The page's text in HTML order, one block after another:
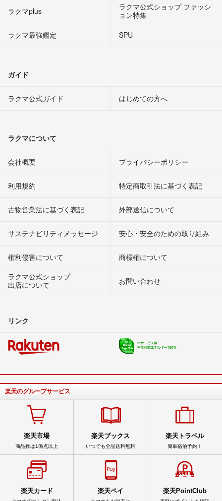
ラクマplus
ラクマ公式ショップ ファッシ
ョン特集
ラクマ最強鑑定
SPU
ガイド
ラクマ公式ガイド はじめての方へ
ラクマについて
会社概要 プライバシーポリシー
利用規約 特定商取引法に基づく表記
古物営業法に基づく表記 外部送信について
サステナビリティメッセージ 安心・安全のための取り組み
権利侵害について
商標権について
ラクマ公式ショップ
出店について
お問い合わせ
リンク
楽天のグループサービス
楽天市場
商品数は1億点以上
楽天ブックス
いつでも全品送料無料
楽天トラベル
簡単宿泊予約！
楽天カード 楽天ペイ 楽天PointClub